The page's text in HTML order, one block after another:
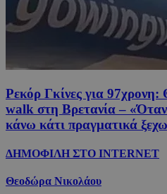
Ρεκόρ Γκίνες για
walk στη Βρετανία –
κάνω κάτι πραγματικά
ΔΗΜΟΦΙΛΗ ΣΤΟ INTERNET
Θεοδώρα Νικολάου